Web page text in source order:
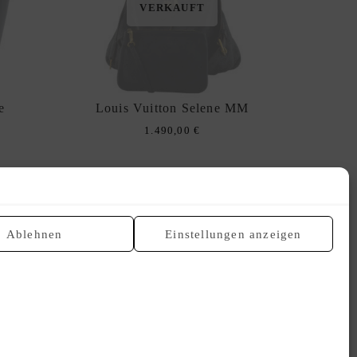
Ablehnen Einstellungen anzeigen
VERKAUFT
Louis Vuitton Selene MM
1.490,00 €